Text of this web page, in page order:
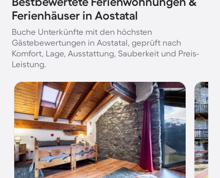
Ferienhäuser in Aostatal
Buche Unterkünfte mit den höchsten
Gästebewertungen in Aostatal, geprüft nach
Komfort, Lage, Ausstattung, Sauberkeit und Preis-
Leistung.